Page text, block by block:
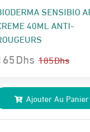
SENSIBIO
40ML ANTI-
185Dhs
:
Dhs
:
Ajouter Au Panier